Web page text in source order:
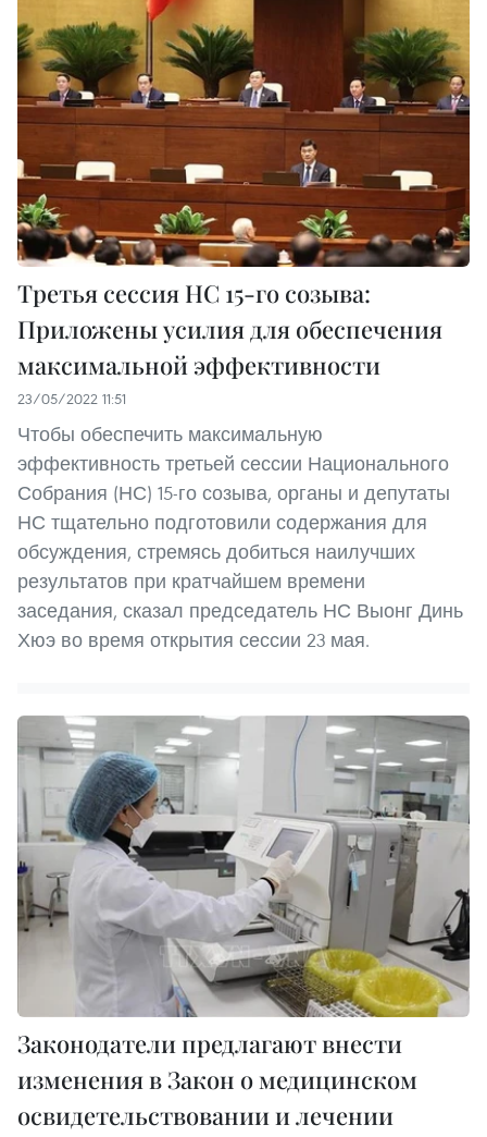
Третья сессия НС 15-го созыва:
Приложены усилия для обеспечения
максимальной эффективности
23/05/2022 11:51
Чтобы обеспечить максимальную
эффективность третьей сессии Национального
Собрания (НС) 15-го созыва, органы и депутаты
НС тщательно подготовили содержания для
обсуждения, стремясь добиться наилучших
результатов при кратчайшем времени
заседания, сказал председатель НС Выонг Динь
Хюэ во время открытия сессии 23 мая.
Законодатели предлагают внести
изменения в Закон о медицинском
освидетельствовании и лечении